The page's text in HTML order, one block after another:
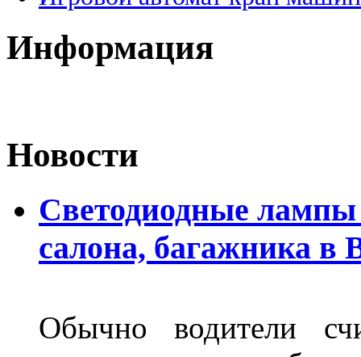
Информация
Новости
Светодиодные лампы
салона, багажника в
Обычно водители